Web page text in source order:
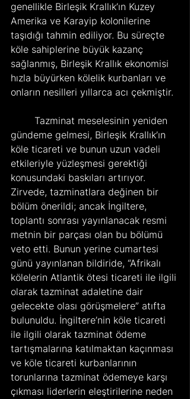
genellikle Birleşik Krallık’ın Kuzey
Amerika ve Karayip kolonilerine
taşıdığı tahmin ediliyor. Bu süreçte
köle sahiplerine büyük kazanç
sağlanmış, Birleşik Krallık ekonomisi
hızla büyürken kölelik kurbanları ve
onların nesilleri yıllarca acı çekmiştir.
gündeme gelmesi, Birleşik Krallık’ın
köle ticareti ve bunun uzun vadeli
etkileriyle yüzleşmesi gerektiği
konusundaki baskıları artırıyor.
Zirvede, tazminatlara değinen bir
bölüm önerildi; ancak İngiltere,
toplantı sonrası yayınlanacak resmi
metnin bir parçası olan bu bölümü
veto etti. Bunun yerine cumartesi
günü yayınlanan bildiride, “Afrikalı
kölelerin Atlantik ötesi ticareti ile ilgili
olarak tazminat adaletine dair
gelecekte olası görüşmelere” atıfta
bulunuldu. İngiltere’nin köle ticareti
ile ilgili olarak tazminat ödeme
tartışmalarına katılmaktan kaçınması
ve köle ticareti kurbanlarının
torunlarına tazminat ödemeye karşı
çıkması liderlerin eleştirilerine neden